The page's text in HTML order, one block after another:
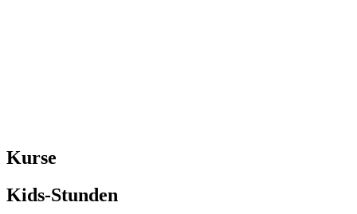
Kurse
Kids-Stunden